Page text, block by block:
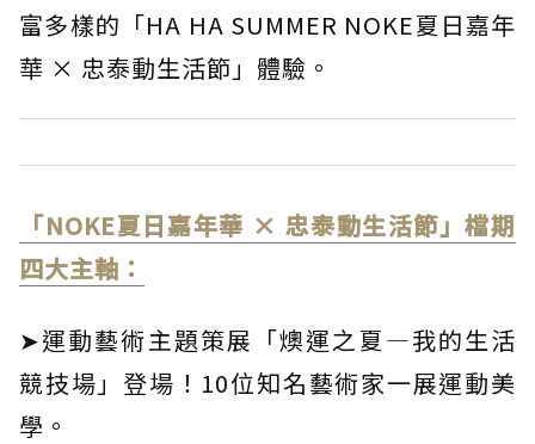
富多樣的「HA HA SUMMER NOKE夏日嘉年
華 × 忠泰動生活節」體驗。
「NOKE夏日嘉年華 × 忠泰動生活節」檔期
四大主軸：
➤運動藝術主題策展「燠運之夏—我的生活
競技場」登場！10位知名藝術家一展運動美
學。